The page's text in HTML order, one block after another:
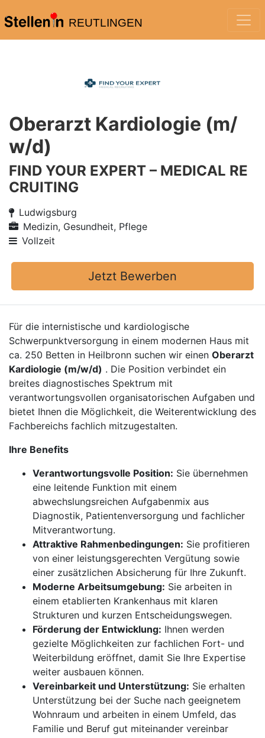
REUTLINGEN
Oberarzt Kardiologie (m/
w/d)
FIND YOUR EXPERT – MEDICAL RE
CRUITING
Ludwigsburg
Medizin, Gesundheit, Pflege
Vollzeit
Jetzt Bewerben
Für die internistische und kardiologische
Schwerpunktversorgung in einem modernen Haus mit
ca. 250 Betten in Heilbronn suchen wir einen Oberarzt
Kardiologie (m/w/d) . Die Position verbindet ein
breites diagnostisches Spektrum mit
verantwortungsvollen organisatorischen Aufgaben und
bietet Ihnen die Möglichkeit, die Weiterentwicklung des
Fachbereichs fachlich mitzugestalten.
Ihre Benefits
Verantwortungsvolle Position: Sie übernehmen
eine leitende Funktion mit einem
abwechslungsreichen Aufgabenmix aus
Diagnostik, Patientenversorgung und fachlicher
Mitverantwortung.
Attraktive Rahmenbedingungen: Sie profitieren
von einer leistungsgerechten Vergütung sowie
einer zusätzlichen Absicherung für Ihre Zukunft.
Moderne Arbeitsumgebung: Sie arbeiten in
einem etablierten Krankenhaus mit klaren
Strukturen und kurzen Entscheidungswegen.
Förderung der Entwicklung: Ihnen werden
gezielte Möglichkeiten zur fachlichen Fort- und
Weiterbildung eröffnet, damit Sie Ihre Expertise
weiter ausbauen können.
Vereinbarkeit und Unterstützung: Sie erhalten
Unterstützung bei der Suche nach geeignetem
Wohnraum und arbeiten in einem Umfeld, das
Familie und Beruf gut miteinander vereinbar